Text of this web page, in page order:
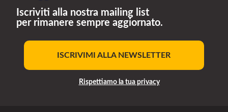
Iscriviti alla nostra mailing list
per rimanere sempre aggiornato.
ISCRIVIMI ALLA NEWSLETTER
Rispettiamo la tua privacy